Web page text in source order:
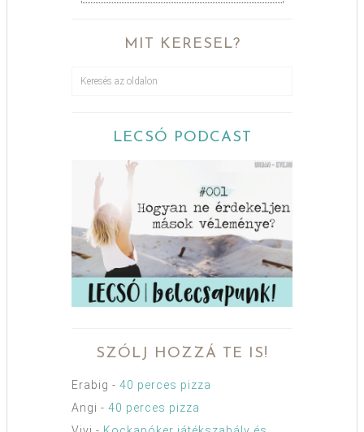
MIT KERESEL?
LECSÓ PODCAST
SZÓLJ HOZZÁ TE IS!
Erabig - 40 perces pizza
Angi - 40 perces pizza